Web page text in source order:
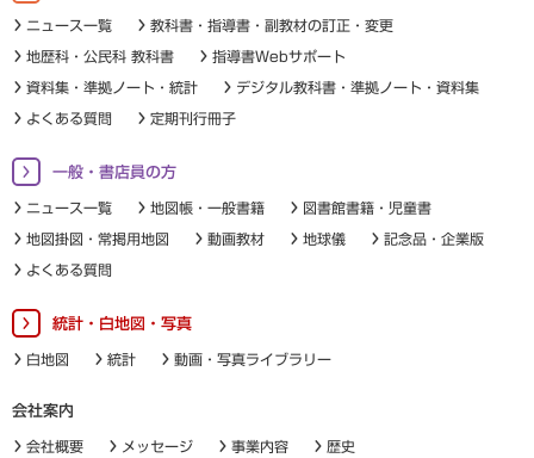
ニュース一覧 教科書・指導書・副教材の訂正・変更
地歴科・公民科 教科書 指導書Webサポート
資料集・準拠ノート・統計 デジタル教科書・準拠ノート・資料集
よくある質問 定期刊行冊子
一般・書店員の方
ニュース一覧 地図帳・一般書籍 図書館書籍・児童書
地図掛図・常掲用地図 動画教材 地球儀 記念品・企業版
よくある質問
統計・白地図・写真
白地図 統計 動画・写真ライブラリー
会社案内
会社概要 メッセージ 事業内容 歴史